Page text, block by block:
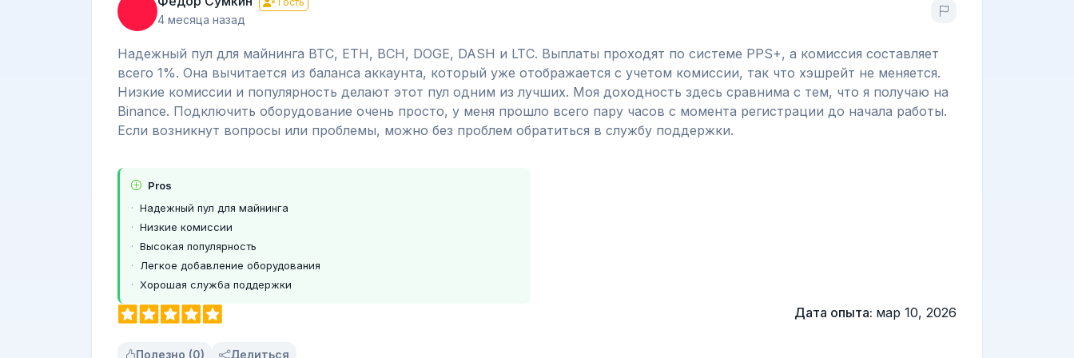
4 месяца назад
Надежный пул для майнинга BTC, ETH, BCH, DOGE, DASH и LTC. Выплаты проходят по системе PPS+, а комиссия составляет
всего 1%. Она вычитается из баланса аккаунта, который уже отображается с учетом комиссии, так что хэшрейт не меняется.
Низкие комиссии и популярность делают этот пул одним из лучших. Моя доходность здесь сравнима с тем, что я получаю на
Binance. Подключить оборудование очень просто, у меня прошло всего пару часов с момента регистрации до начала работы.
Если возникнут вопросы или проблемы, можно без проблем обратиться в службу поддержки.
Pros
Надежный пул для майнинга
Низкие комиссии
Высокая популярность
Легкое добавление оборудования
Хорошая служба поддержки
Дата опыта: мар 10, 2026
Полезно (0) Делиться